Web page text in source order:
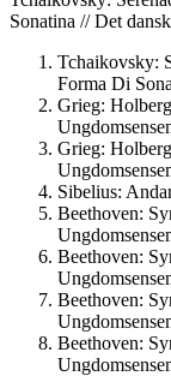
Sonatina //Det
Tchaikovsky:
Forma Di
Grieg:
Grieg:
Sibelius:
Beethoven:
Beethoven:
Beethoven:
Beethoven: